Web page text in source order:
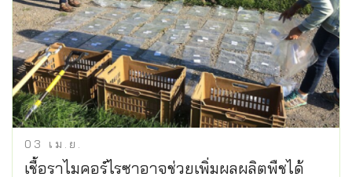
03 เม.ย.
เชื้อราไมคอร์ไรซาอาจช่วยเพิ่มผลผลิตพืชได้